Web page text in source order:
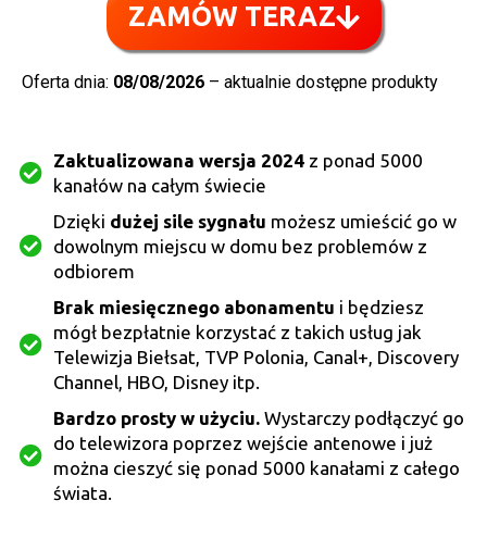
ZAMÓW TERAZ
Oferta dnia: 08/08/2026 – aktualnie dostępne produkty
Zaktualizowana wersja 2024 z ponad 5000
kanałów na całym świecie
Dzięki dużej sile sygnału możesz umieścić go w
dowolnym miejscu w domu bez problemów z
odbiorem
Brak miesięcznego abonamentu i będziesz
mógł bezpłatnie korzystać z takich usług jak
Telewizja Biełsat, TVP Polonia, Canal+, Discovery
Channel, HBO, Disney itp.
Bardzo prosty w użyciu. Wystarczy podłączyć go
do telewizora poprzez wejście antenowe i już
można cieszyć się ponad 5000 kanałami z całego
świata.